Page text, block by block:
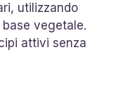
utilizzando
vegetale.
attivi senza